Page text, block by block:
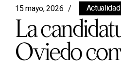
15 mayo, 2026 Actualidad
La
Oviedo